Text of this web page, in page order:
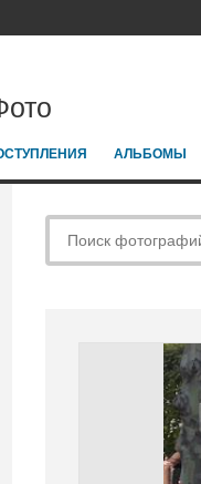
АЛЬБОМЫ